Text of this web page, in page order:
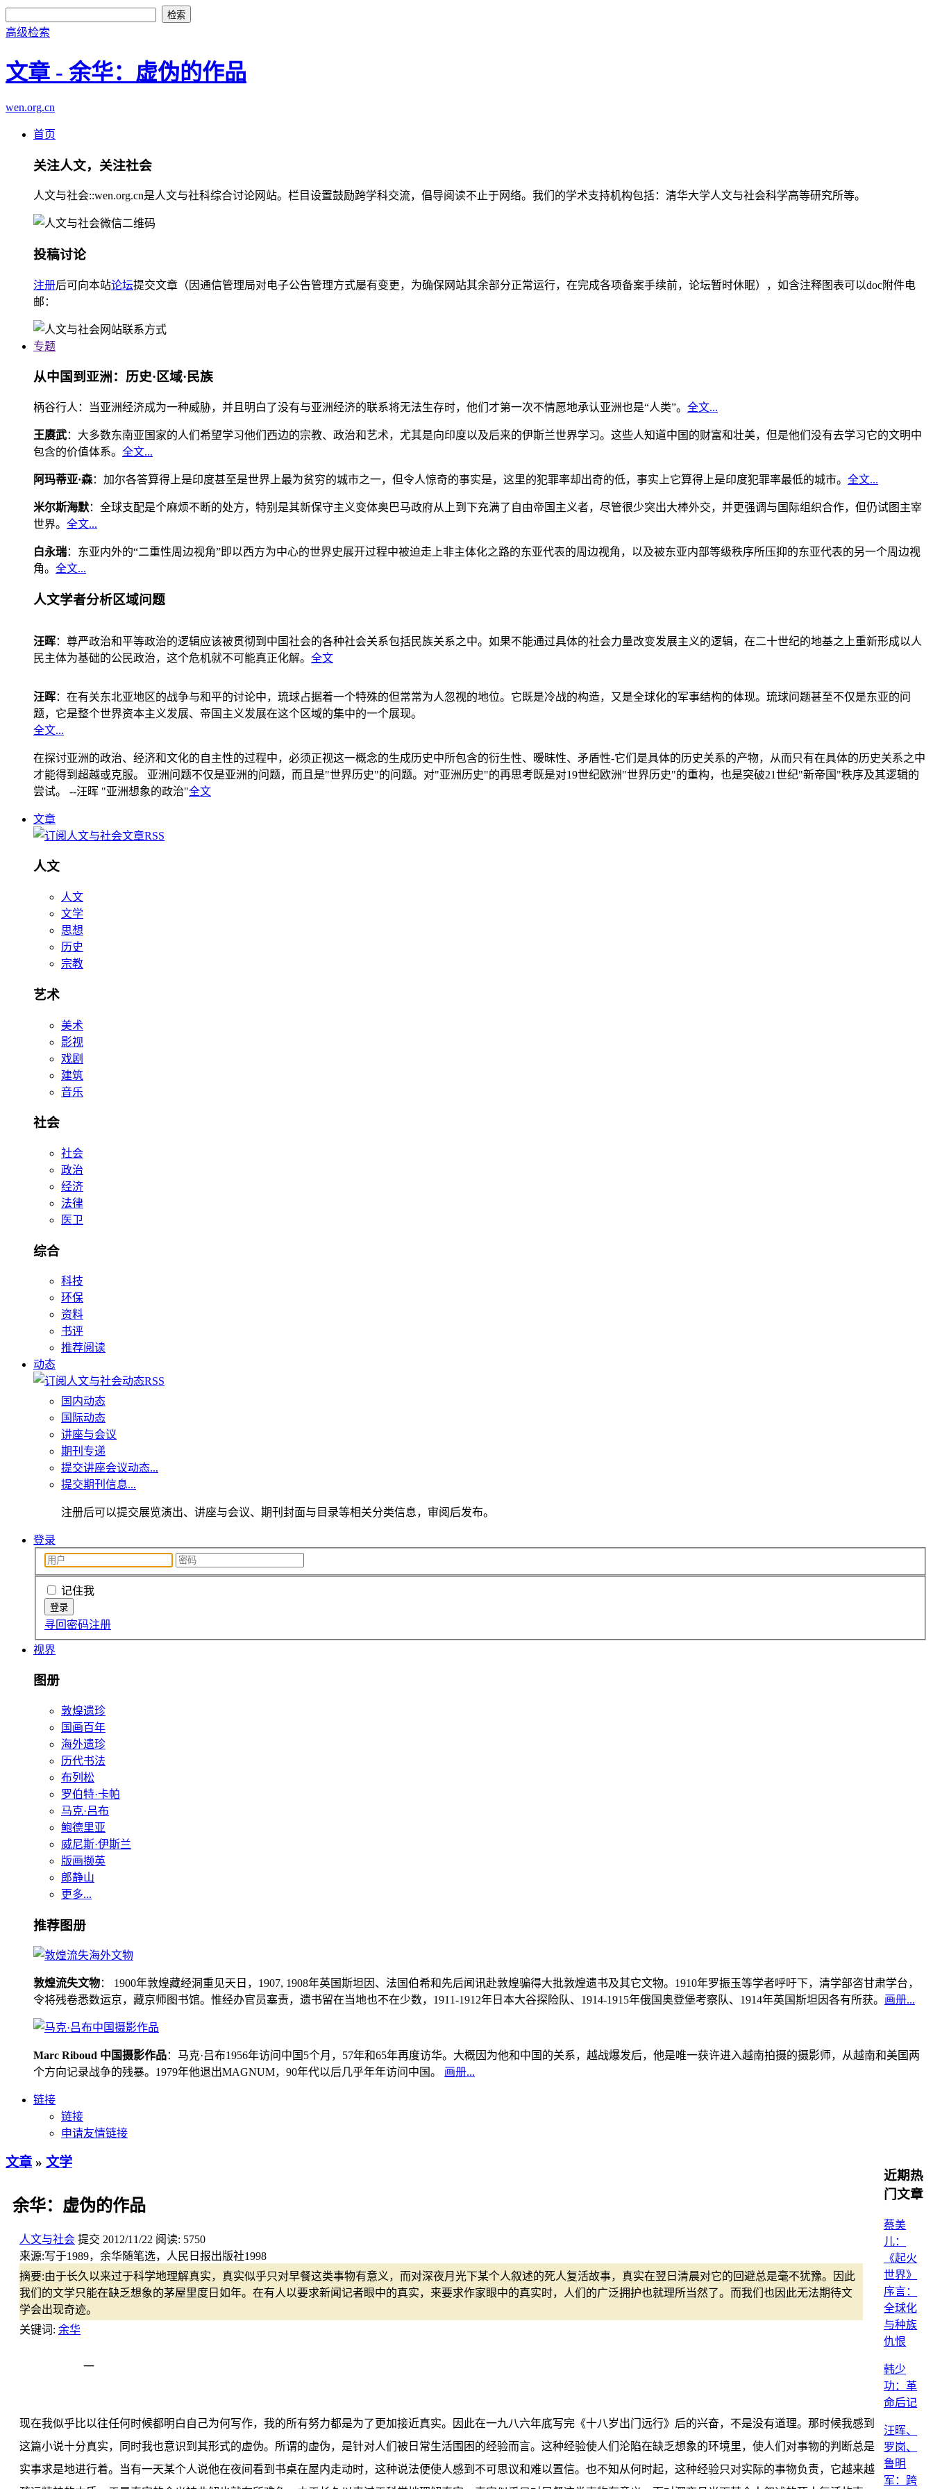
高级检索
文章 - 余华：虚伪的作品
wen.org.cn
首页
关注人文，关注社会
人文与社会::wen.org.cn是人文与社科综合讨论网站。栏目设置鼓励跨学科交流，倡导阅读不止于网络。我们的学术支持机构包括：清华大学人文与社会科学高等研究所等。
投稿讨论
注册后可向本站论坛提交文章（因通信管理局对电子公告管理方式屡有变更，为确保网站其余部分正常运行，在完成各项备案手续前，论坛暂时休眠），如含注释图表可以doc附件电
邮：
专题
从中国到亚洲：历史·区域·民族
柄谷行人：当亚洲经济成为一种威胁，并且明白了没有与亚洲经济的联系将无法生存时，他们才第一次不情愿地承认亚洲也是“人类”。 全文...
王赓武：大多数东南亚国家的人们希望学习他们西边的宗教、政治和艺术，尤其是向印度以及后来的伊斯兰世界学习。这些人知道中国的财富和壮美，但是他们没有去学习它的文明中
包含的价值体系。 全文...
阿玛蒂亚·森：加尔各答算得上是印度甚至是世界上最为贫穷的城市之一，但令人惊奇的事实是，这里的犯罪率却出奇的低，事实上它算得上是印度犯罪率最低的城市。 全文...
米尔斯海默：全球支配是个麻烦不断的处方，特别是其新保守主义变体奥巴马政府从上到下充满了自由帝国主义者，尽管很少突出大棒外交，并更强调与国际组织合作，但仍试图主宰
世界。 全文...
白永瑞：东亚内外的“二重性周边视角”即以西方为中心的世界史展开过程中被迫走上非主体化之路的东亚代表的周边视角，以及被东亚内部等级秩序所压抑的东亚代表的另一个周边视
角。 全文...
人文学者分析区域问题
汪晖：尊严政治和平等政治的逻辑应该被贯彻到中国社会的各种社会关系包括民族关系之中。如果不能通过具体的社会力量改变发展主义的逻辑，在二十世纪的地基之上重新形成以人
民主体为基础的公民政治，这个危机就不可能真正化解。 全文
汪晖：在有关东北亚地区的战争与和平的讨论中，琉球占据着一个特殊的但常常为人忽视的地位。它既是冷战的构造，又是全球化的军事结构的体现。琉球问题甚至不仅是东亚的问
题，它是整个世界资本主义发展、帝国主义发展在这个区域的集中的一个展现。
全文...
在探讨亚洲的政治、经济和文化的自主性的过程中，必须正视这一概念的生成历史中所包含的衍生性、暧昧性、矛盾性-它们是具体的历史关系的产物，从而只有在具体的历史关系之中
才能得到超越或克服。 亚洲问题不仅是亚洲的问题，而且是"世界历史"的问题。对"亚洲历史"的再思考既是对19世纪欧洲"世界历史"的重构，也是突破21世纪"新帝国"秩序及其逻辑的
尝试。 --汪晖 "亚洲想象的政治"全文
文章
人文
人文
文学
思想
历史
宗教
艺术
美术
影视
戏剧
建筑
音乐
社会
社会
政治
经济
法律
医卫
综合
科技
环保
资料
书评
推荐阅读
动态
国内动态
国际动态
讲座与会议
期刊专递
提交讲座会议动态...
提交期刊信息...
注册后可以提交展览演出、讲座与会议、期刊封面与目录等相关分类信息，审阅后发布。
登录
记住我
寻回密码注册
视界
图册
敦煌遗珍
国画百年
海外遗珍
历代书法
布列松
罗伯特·卡帕
马克·吕布
鲍德里亚
威尼斯·伊斯兰
版画撷英
郎静山
更多...
推荐图册
敦煌流失文物： 1900年敦煌藏经洞重见天日，1907, 1908年英国斯坦因、法国伯希和先后闻讯赴敦煌骗得大批敦煌遗书及其它文物。1910年罗振玉等学者呼吁下，清学部咨甘肃学台，
令将残卷悉数运京，藏京师图书馆。惟经办官员塞责，遗书留在当地也不在少数，1911-1912年日本大谷探险队、1914-1915年俄国奥登堡考察队、1914年英国斯坦因各有所获。 画册...
Marc Riboud 中国摄影作品：马克·吕布1956年访问中国5个月，57年和65年再度访华。大概因为他和中国的关系，越战爆发后，他是唯一获许进入越南拍摄的摄影师，从越南和美国两
个方向记录战争的残暴。1979年他退出MAGNUM，90年代以后几乎年年访问中国。 画册...
链接
链接
申请友情链接
文章 » 文学
余华：虚伪的作品
人文与社会 提交 2012/11/22 阅读: 5750
来源:写于1989，余华随笔选，人民日报出版社1998
摘要:由于长久以来过于科学地理解真实，真实似乎只对早餐这类事物有意义，而对深夜月光下某个人叙述的死人复活故事，真实在翌日清晨对它的回避总是毫不犹豫。因此
我们的文学只能在缺乏想象的茅屋里度日如年。在有人以要求新闻记者眼中的真实，来要求作家眼中的真实时，人们的广泛拥护也就理所当然了。而我们也因此无法期待文
学会出现奇迹。
关键词: 余华
一
现在我似乎比以往任何时候都明白自己为何写作，我的所有努力都是为了更加接近真实。因此在一九八六年底写完《十八岁出门远行》后的兴奋，不是没有道理。那时候我感到
这篇小说十分真实，同时我也意识到其形式的虚伪。所谓的虚伪，是针对人们被日常生活围困的经验而言。这种经验使人们沦陷在缺乏想象的环境里，使人们对事物的判断总是
实事求是地进行着。当有一天某个人说他在夜间看到书桌在屋内走动时，这种说法便使人感到不可思议和难以置信。也不知从何时起，这种经验只对实际的事物负责，它越来越
近期热
门文章
蔡美
儿：
《起火
世界》
序言：
全球化
与种族
仇恨
韩少
功：革
命后记
汪晖、
罗岗、
鲁明
军：跨